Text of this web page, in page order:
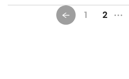
1 2